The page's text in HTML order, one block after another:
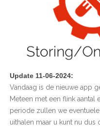
Update 11-06-2024:
Vandaag is de nieuwe app
Meteen met een flink aantal
periode zullen we
uithalen maar u kunt nu